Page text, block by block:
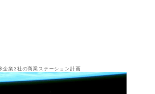
業3社の商業ステーション計画